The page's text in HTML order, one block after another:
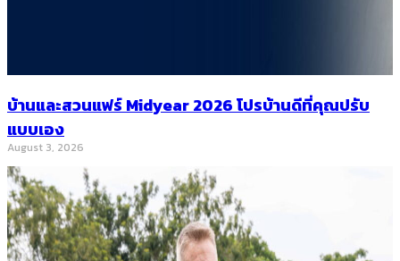
บ้านและสวนแฟร์ Midyear 2026 โปรบ้านดีที่คุณปรับ
แบบเอง
August 3, 2026